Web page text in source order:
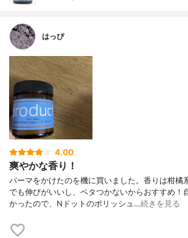
はっぴ
4.00
爽やかな香り！
パーマをかけたのを機に買いました。香りは柑橘
でも伸びがいいし、ベタつかないからおすすめ！
かったので、Nドットのポリッシュ…続きを見る